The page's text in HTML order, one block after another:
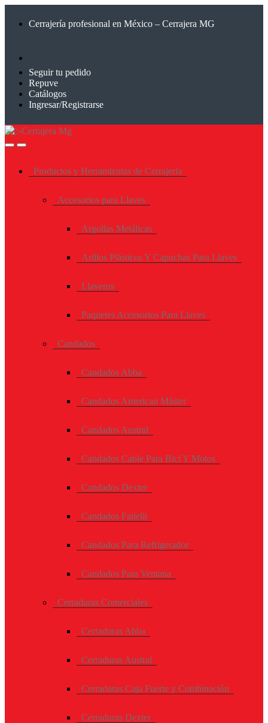
Cerrajería profesional en México – Cerrajera MG
Seguir tu pedido
Repuve
Catálogos
Ingresar/Registrarse
Productos y Herramientas de Cerrajeria
Accesorios para Llaves
Argollas Metálicas
Arillos Plásticos Y Capuchas Para Llaves
Llaveros
Paquetes Accesorios Para Llaves
Candados
Candados Abba
Candados American Máster
Candados Austral
Candados Cable Para Bici Y Motos
Candados Dexter
Candados Faitelli
Candados Para Refrigerador
Candados Para Ventana
Cerraduras Comerciales
Cerraduras Abba
Cerraduras Austral
Cerraduras Caja Fuerte y Combinación
Cerraduras Dexter